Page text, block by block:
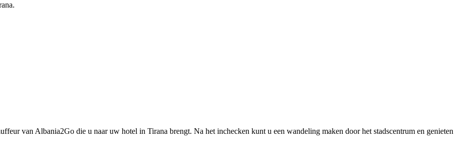
van Albania2Go die u naar uw hotel in Tirana brengt. Na het inchecken kunt u een wandeling maken door het stadscentrum en genieten